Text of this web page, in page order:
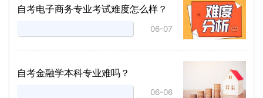
自考电子商务专业考试难度怎么样？
06-07
自考金融学本科专业难吗？
06-06